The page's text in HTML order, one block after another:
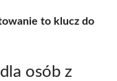
to klucz do
osób z